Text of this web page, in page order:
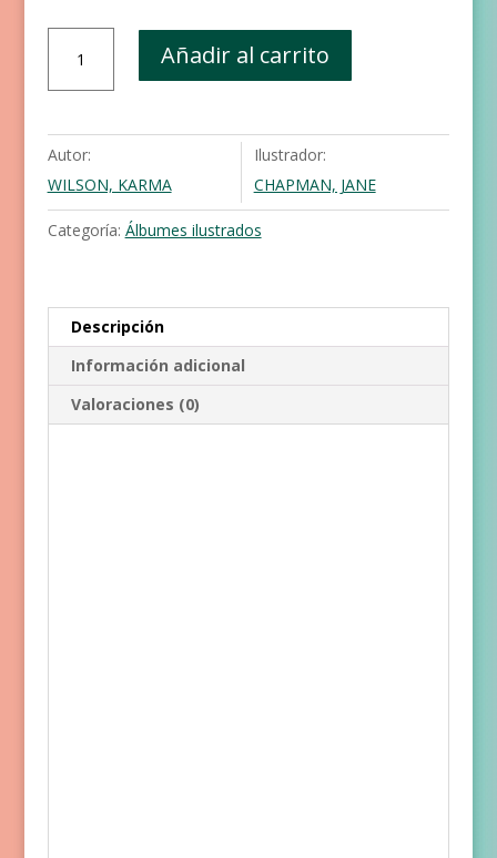
tiene
miedo
Añadir al carrito
Autor:
WILSON, KARMA
Ilustrador:
CHAPMAN, JANE
Categoría: Álbumes ilustrados
Descripción
Información adicional
Valoraciones (0)